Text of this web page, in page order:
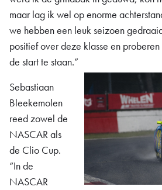
maar lag ik wel op enorme
we hebben een leuk seizoen
positief over deze klasse en
de start te staan.”
Sebastiaan
Bleekemolen
reed zowel de
NASCAR als
de Clio Cup.
“In de
NASCAR